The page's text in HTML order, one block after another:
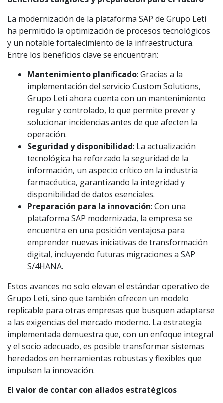
La modernización de la plataforma SAP de Grupo Leti
ha permitido la optimización de procesos tecnológicos
y un notable fortalecimiento de la infraestructura.
Entre los beneficios clave se encuentran:
Mantenimiento planificado: Gracias a la
implementación del servicio Custom Solutions,
Grupo Leti ahora cuenta con un mantenimiento
regular y controlado, lo que permite prever y
solucionar incidencias antes de que afecten la
operación.
Seguridad y disponibilidad: La actualización
tecnológica ha reforzado la seguridad de la
información, un aspecto crítico en la industria
farmacéutica, garantizando la integridad y
disponibilidad de datos esenciales.
Preparación para la innovación: Con una
plataforma SAP modernizada, la empresa se
encuentra en una posición ventajosa para
emprender nuevas iniciativas de transformación
digital, incluyendo futuras migraciones a SAP
S/4HANA.
Estos avances no solo elevan el estándar operativo de
Grupo Leti, sino que también ofrecen un modelo
replicable para otras empresas que busquen adaptarse
a las exigencias del mercado moderno. La estrategia
implementada demuestra que, con un enfoque integral
y el socio adecuado, es posible transformar sistemas
heredados en herramientas robustas y flexibles que
impulsen la innovación.
El valor de contar con aliados estratégicos